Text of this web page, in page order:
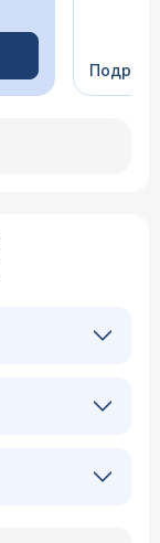
Сейчас